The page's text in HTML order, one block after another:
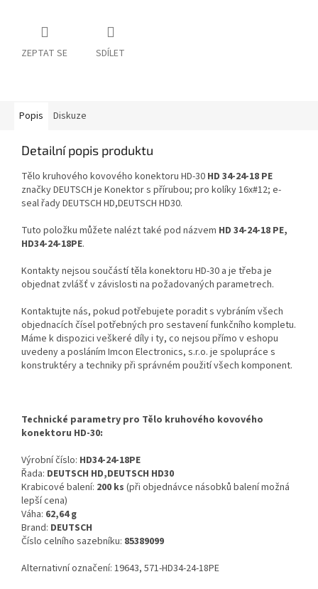
ZEPTAT SE SDÍLET
Popis Diskuze
Detailní popis produktu
Tělo kruhového kovového konektoru HD-30 HD 34-24-18 PE
značky DEUTSCH je Konektor s přírubou; pro kolíky 16x#12; e-
seal řady DEUTSCH HD,DEUTSCH HD30.
Tuto položku můžete nalézt také pod názvem HD 34-24-18 PE,
HD34-24-18PE.
Kontakty nejsou součástí těla konektoru HD-30 a je třeba je
objednat zvlášť v závislosti na požadovaných parametrech.
Kontaktujte nás, pokud potřebujete poradit s vybráním všech
objednacích čísel potřebných pro sestavení funkčního kompletu.
Máme k dispozici veškeré díly i ty, co nejsou přímo v eshopu
uvedeny a posláním Imcon Electronics, s.r.o. je spolupráce s
konstruktéry a techniky při správném použití všech komponent.
Technické parametry pro Tělo kruhového kovového
konektoru HD-30:
Výrobní číslo: HD34-24-18PE
Řada: DEUTSCH HD,DEUTSCH HD30
Krabicové balení: 200 ks (při objednávce násobků balení možná
lepší cena)
Váha: 62,64 g
Brand: DEUTSCH
Číslo celního sazebníku: 85389099
Alternativní označení: 19643, 571-HD34-24-18PE